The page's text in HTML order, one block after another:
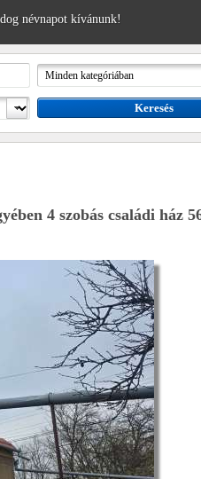
névnapot kívánunk!
4 szobás családi ház